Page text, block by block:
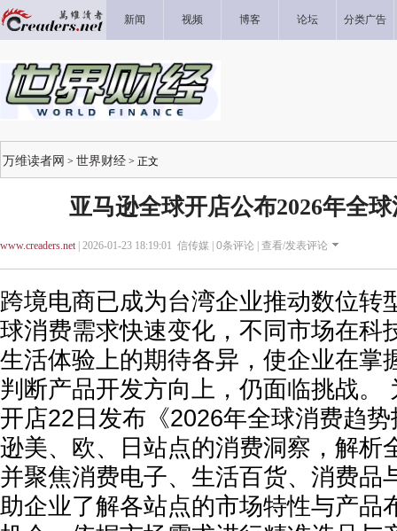
新闻 视频 博客 论坛 分类广告
万维读者网 > 世界财经 > 正文
亚马逊全球开店公布2026年全
www.creaders.net| 2026-01-23 18:19:01 信传媒 | 0条评论 | 查看/发表评论
跨境电商已成为台湾企业推动数位转
球消费需求快速变化，不同市场在科
生活体验上的期待各异，使企业在掌
判断产品开发方向上，仍面临挑战。
开店22日发布《2026年全球消费趋
逊美、欧、日站点的消费洞察，解析
并聚焦消费电子、生活百货、消费品
助企业了解各站点的市场特性与产品